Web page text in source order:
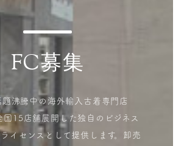
FC募集
題沸騰中の海外輸入古着専門店
国15店舗展開した独自のビジネス
イセンスとして提供します。卸売